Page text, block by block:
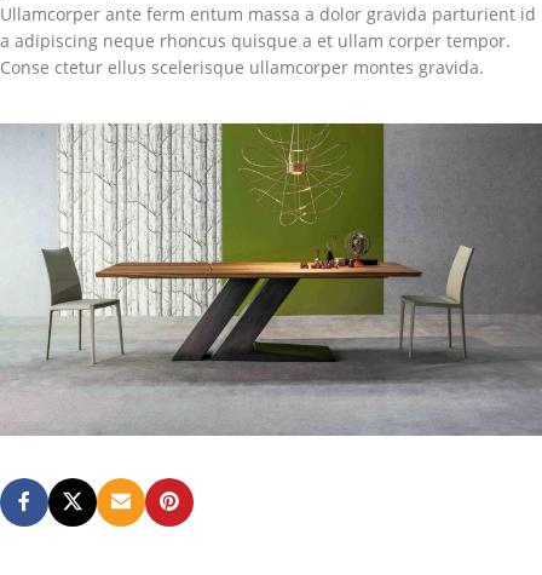
Ullamcorper ante ferm entum massa a dolor gravida parturient id
a adipiscing neque rhoncus quisque a et ullam corper tempor.
Conse ctetur ellus scelerisque ullamcorper montes gravida.